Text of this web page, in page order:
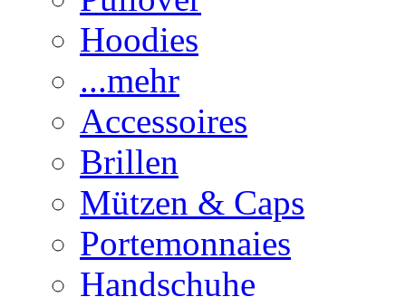
Hoodies
...mehr
Accessoires
Brillen
Mützen & Caps
Portemonnaies
Handschuhe